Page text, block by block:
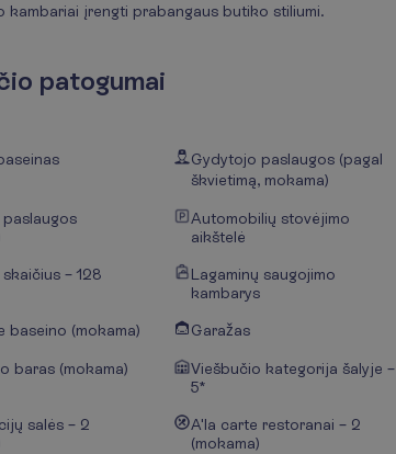
kambariai įrengti prabangaus butiko stiliumi.
io patogumai
Gydytojo paslaugos (pagal
škvietimą, mokama)
Automobilių stovėjimo
aikštelė
– 128
Lagaminų saugojimo
kambarys
baseino (mokama) Garažas
baras (mokama)
Viešbučio kategorija šalyje –
5*
salės – 2
A'la carte restoranai – 2
(mokama)